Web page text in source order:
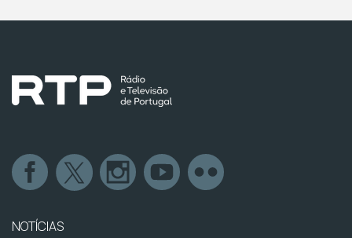
NOTÍCIAS